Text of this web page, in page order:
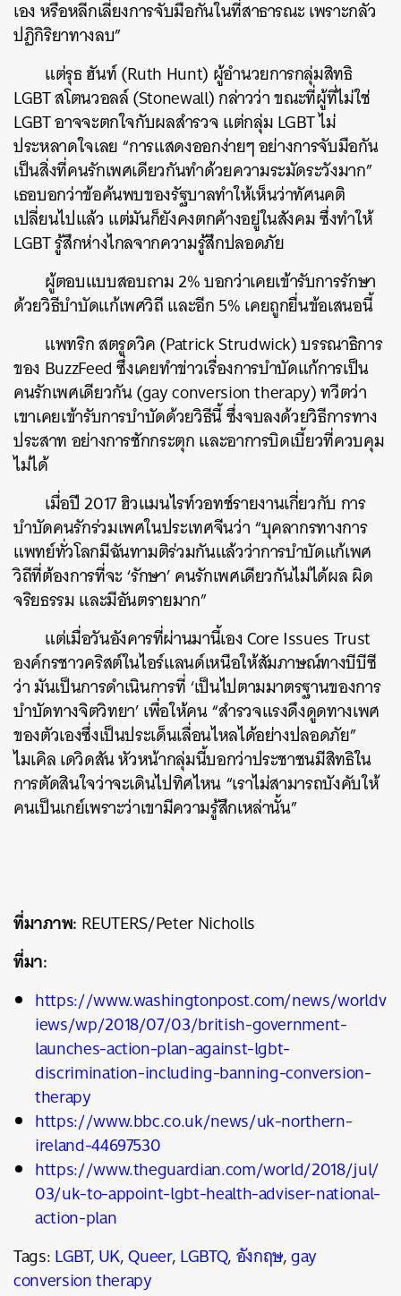
เอง หรือหลีกเลี่ยงการจับมือกันในที่สาธารณะ เพราะกลัว
ปฏิกิริยาทางลบ”
แต่รุธ ฮันท์ (Ruth Hunt) ผู้อำนวยการกลุ่มสิทธิ
LGBT สโตนวอลล์ (Stonewall) กล่าวว่า ขณะที่ผู้ที่ไม่ใช่
LGBT อาจจะตกใจกับผลสำรวจ แต่กลุ่ม LGBT ไม่
ประหลาดใจเลย “การแสดงออกง่ายๆ อย่างการจับมือกัน
เป็นสิ่งที่คนรักเพศเดียวกันทำด้วยความระมัดระวังมาก”
เธอบอกว่าข้อค้นพบของรัฐบาลทำให้เห็นว่าทัศนคติ
เปลี่ยนไปแล้ว แต่มันก็ยังคงตกค้างอยู่ในสังคม ซึ่งทำให้
LGBT รู้สึกห่างไกลจากความรู้สึกปลอดภัย
ผู้ตอบแบบสอบถาม 2% บอกว่าเคยเข้ารับการรักษา
ด้วยวิธีบำบัดแก้เพศวิถี และอีก 5% เคยถูกยื่นข้อเสนอนี้
แพทริก สตรูดวิค (Patrick Strudwick) บรรณาธิการ
ของ BuzzFeed ซึ่งเคยทำข่าวเรื่องการบำบัดแก้การเป็น
คนรักเพศเดียวกัน (gay conversion therapy) ทวีตว่า
เขาเคยเข้ารับการบำบัดด้วยวิธีนี้ ซึ่งจบลงด้วยวิธีการทาง
ประสาท อย่างการชักกระตุก และอาการบิดเบี้ยวที่ควบคุม
ไม่ได้
เมื่อปี 2017 ฮิวแมนไรท์วอทช์รายงานเกี่ยวกับ การ
บำบัดคนรักร่วมเพศในประเทศจีนว่า “บุคลากรทางการ
แพทย์ทั่วโลกมีฉันทามติร่วมกันแล้วว่าการบำบัดแก้เพศ
วิถีที่ต้องการที่จะ ‘รักษา’ คนรักเพศเดียวกันไม่ได้ผล ผิด
จริยธรรม และมีอันตรายมาก”
แต่เมื่อวันอังคารที่ผ่านมานี้เอง Core Issues Trust
องค์กรชาวคริสต์ในไอร์แลนด์เหนือให้สัมภาษณ์ทางบีบีซี
ว่า มันเป็นการดำเนินการที่ ‘เป็นไปตามมาตรฐานของการ
บำบัดทางจิตวิทยา’ เพื่อให้คน “สำรวจแรงดึงดูดทางเพศ
ของตัวเองซึ่งเป็นประเด็นเลื่อนไหลได้อย่างปลอดภัย”
ไมเคิล เดวิดสัน หัวหน้ากลุ่มนี้บอกว่าประชาชนมีสิทธิใน
การตัดสินใจว่าจะเดินไปทิศไหน “เราไม่สามารถบังคับให้
คนเป็นเกย์เพราะว่าเขามีความรู้สึกเหล่านั้น”
ที่มาภาพ: REUTERS/Peter Nicholls
ที่มา:
https://www.washingtonpost.com/news/worldv
iews/wp/2018/07/03/british-government-
launches-action-plan-against-lgbt-
discrimination-including-banning-conversion-
therapy
https://www.bbc.co.uk/news/uk-northern-
ireland-44697530
https://www.theguardian.com/world/2018/jul/
03/uk-to-appoint-lgbt-health-adviser-national-
action-plan
Tags:LGBT,UK,Queer,LGBTQ,อังกฤษ,gay
conversion therapy
ค้นหา
SHARE TWEET LINE EMAIL